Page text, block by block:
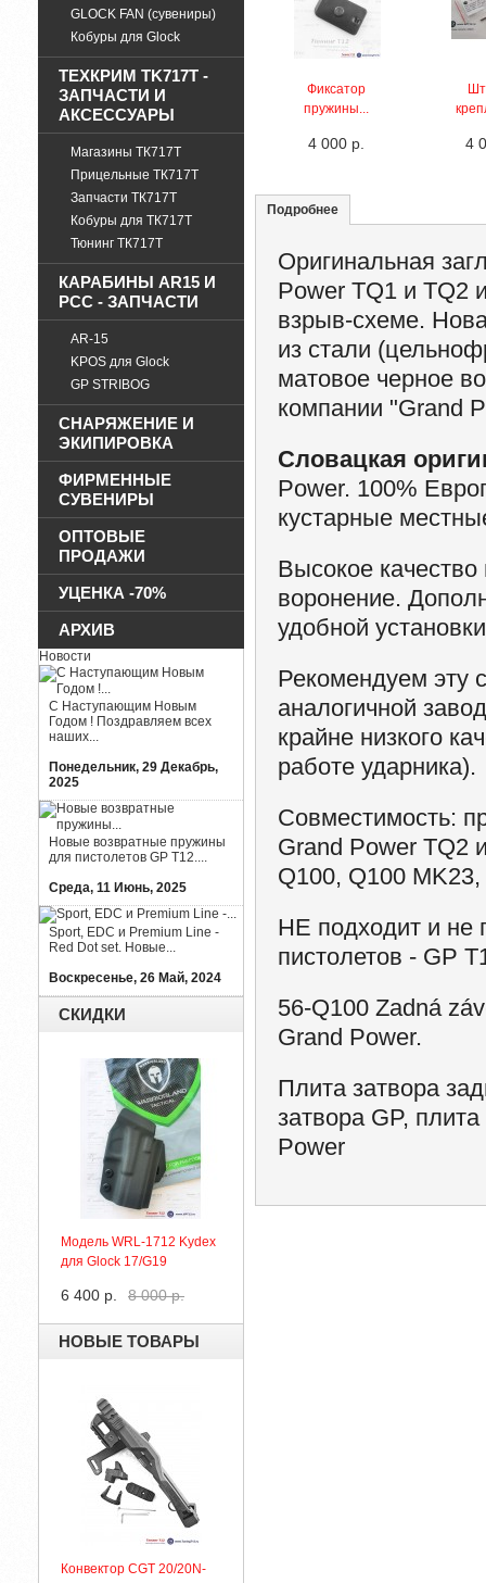
GLOCK FAN (сувениры)
Кобуры для Glock
ТЕХКРИМ TK717T -
ЗАПЧАСТИ И
АКСЕССУАРЫ
Магазины ТК717Т
Прицельные ТК717Т
Запчасти ТК717Т
Кобуры для ТК717Т
Тюнинг ТК717Т
КАРАБИНЫ AR15 И
PCC - ЗАПЧАСТИ
AR-15
KPOS для Glock
GP STRIBOG
СНАРЯЖЕНИЕ И
ЭКИПИРОВКА
ФИРМЕННЫЕ
СУВЕНИРЫ
ОПТОВЫЕ
ПРОДАЖИ
УЦЕНКА -70%
АРХИВ
Новости
С Наступающим Новым
Годом ! Поздравляем всех
наших...
Понедельник, 29 Декабрь,
2025
Новые возвратные пружины
для пистолетов GP T12....
Среда, 11 Июнь, 2025
Sport, EDC и Premium Line -
Red Dot set. Новые...
Воскресенье, 26 Май, 2024
СКИДКИ
Модель WRL-1712 Kydex
для Glock 17/G19
6 400 р. 8 000 р.
НОВЫЕ ТОВАРЫ
Конвектор CGT 20/20N-
Фиксатор
пружины...
4 000 р. 4
Подробнее
Оригинальная
Power TQ1 и TQ2
взрыв-схеме.
из стали
матовое черное
компании "Grand
Словацкая
Power. 100%
кустарные
Высокое качество
воронение.
удобной
Рекомендуем эту
аналогичной
крайне низкого
работе ударника).
Совместимость:
Grand Power TQ2
Q100, Q100
НЕ подходит и не
пистолетов - GP
56-Q100 Zadná
Grand Power.
Плита затвора
затвора GP,
Power